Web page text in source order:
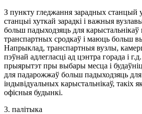
З пункту гледжання зарадных станцый
станцыі хуткай зарадкі і важныя
больш падыходзяць для
транспартных сродкаў і маюць больш
Напрыклад, транспартныя вузлы,
пэўнай адлегласці ад цэнтра горада і
прыярытэт пры выбары месца і
для падарожжаў больш падыходзяць
індывідуальных карыстальнікаў, такіх
офісныя будынкі.
3. палітыка